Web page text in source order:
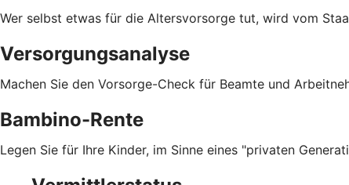
Wer selbst etwas für die Altersvorsorge tut, wird vom
Versorgungsanalyse
Machen Sie den Vorsorge-Check für Beamte und
Bambino-Rente
Legen Sie für Ihre Kinder, im Sinne eines "privaten